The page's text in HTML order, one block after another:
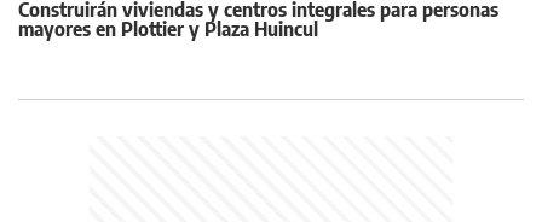
Construirán viviendas y centros integrales para personas
mayores en Plottier y Plaza Huincul